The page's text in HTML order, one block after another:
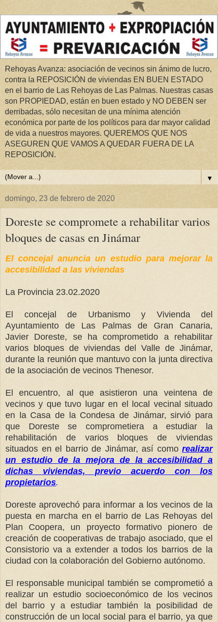
Rehoyas Avanza: asociación de vecinos sin ánimo de lucro,
contra la REPOSICIÓN de viviendas EN BUEN ESTADO
en el barrio de Las Rehoyas de Las Palmas. Nuestras casas
son PROPIEDAD, están en buen estado y NO DEBEN ser
derribadas, sólo necesitan de una mínima atención
económica por parte de los políticos para dar mayor calidad
de vida a nuestros mayores. QUEREMOS QUE NOS
ASEGUREN QUE VAMOS A QUEDAR FUERA DE LA
REPOSICIÓN.
▼
domingo, 23 de febrero de 2020
Doreste se compromete a rehabilitar varios
bloques de casas en Jinámar
El concejal anuncia un estudio para mejorar la
accesibilidad a las viviendas
La Provincia 23.02.2020
El concejal de Urbanismo y Vivienda del
Ayuntamiento de Las Palmas de Gran Canaria,
Javier Doreste, se ha comprometido a rehabilitar
varios bloques de viviendas del Valle de Jinámar,
durante la reunión que mantuvo con la junta directiva
de la asociación de vecinos Thenesor.
El encuentro, al que asistieron una veintena de
vecinos y que tuvo lugar en el local vecinal situado
en la Casa de la Condesa de Jinámar, sirvió para
que Doreste se comprometiera a estudiar la
rehabilitación de varios bloques de viviendas
situados en el barrio de Jinámar, así como realizar
un estudio de la mejora de la accesibilidad a
dichas viviendas, previo acuerdo con los
propietarios.
Doreste aprovechó para informar a los vecinos de la
puesta en marcha en el barrio de Las Rehoyas del
Plan Coopera, un proyecto formativo pionero de
creación de cooperativas de trabajo asociado, que el
Consistorio va a extender a todos los barrios de la
ciudad con la colaboración del Gobierno autónomo.
El responsable municipal también se comprometió a
realizar un estudio socioeconómico de los vecinos
del barrio y a estudiar también la posibilidad de
construcción de un local social para el barrio, ya que